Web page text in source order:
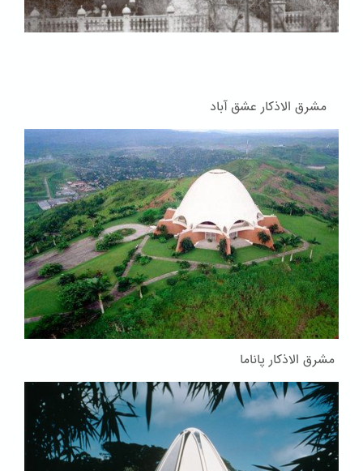
مشرق الاذکار عشق آباد
مشرق الاذکار پاناما